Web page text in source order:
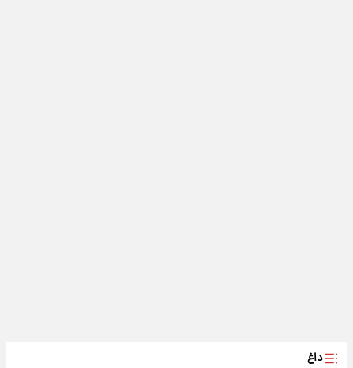
داغ